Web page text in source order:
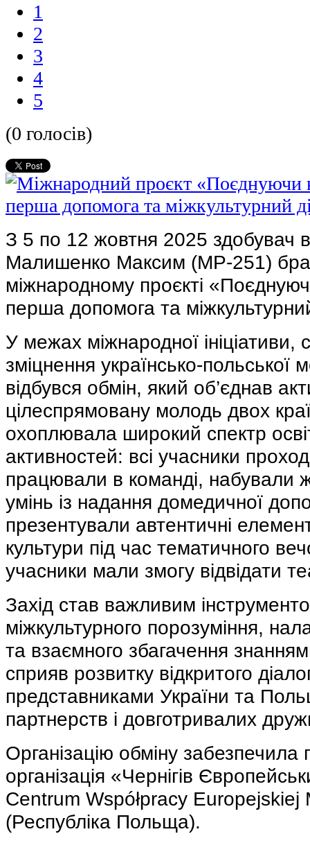
1
2
3
4
5
(0 голосів)
З 5 по 12 жовтня 2025 здобувач
Малишенко Максим (МР-251)
міжнародному проєкті
перша допомога та
У межах міжнародної ініціативи,
зміцнення українсько-польської
відбувся обмін, який об’єднав
цілеспрямовану молодь двох
охоплювала широкий спектр
активностей: всі учасники
працювали в команді, набували
умінь із надання домедичної
презентували автентичні
культури під час тематичного
учасники мали змогу відвідати
Захід став важливим
міжкультурного порозуміння,
та взаємного збагачення
сприяв розвитку відкритого
представниками України та
партнерств і довготривалих
Організацію обміну забезпечила
організація «Чернігів
Centrum Współpracy Europejskiej
(Республіка Польща).